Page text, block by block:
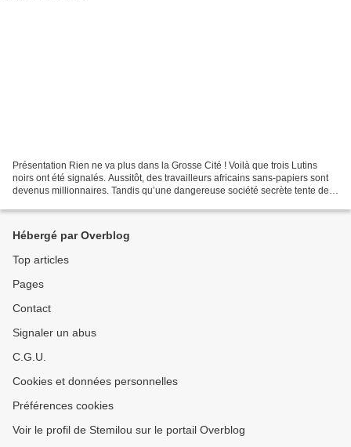
Présentation Rien ne va plus dans la Grosse Cité ! Voilà que trois Lutins
noirs ont été signalés. Aussitôt, des travailleurs africains sans-papiers sont
devenus millionnaires. Tandis qu’une dangereuse société secrète tente de
Hébergé par Overblog
Top articles
Pages
Contact
Signaler un abus
C.G.U.
Cookies et données personnelles
Préférences cookies
Voir le profil de Stemilou sur le portail Overblog